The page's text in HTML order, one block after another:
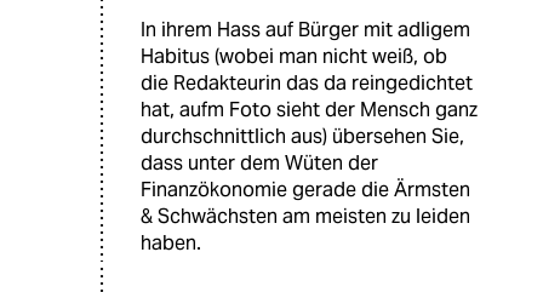
In ihrem Hass auf Bürger mit adligem
Habitus (wobei man nicht weiß, ob
die Redakteurin das da reingedichtet
hat, aufm Foto sieht der Mensch ganz
durchschnittlich aus) übersehen Sie,
dass unter dem Wüten der
Finanzökonomie gerade die Ärmsten
& Schwächsten am meisten zu leiden
haben.